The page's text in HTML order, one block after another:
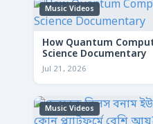
Music Videos
How Quantum
Science Documentary
Jul 21, 2026
Music Videos